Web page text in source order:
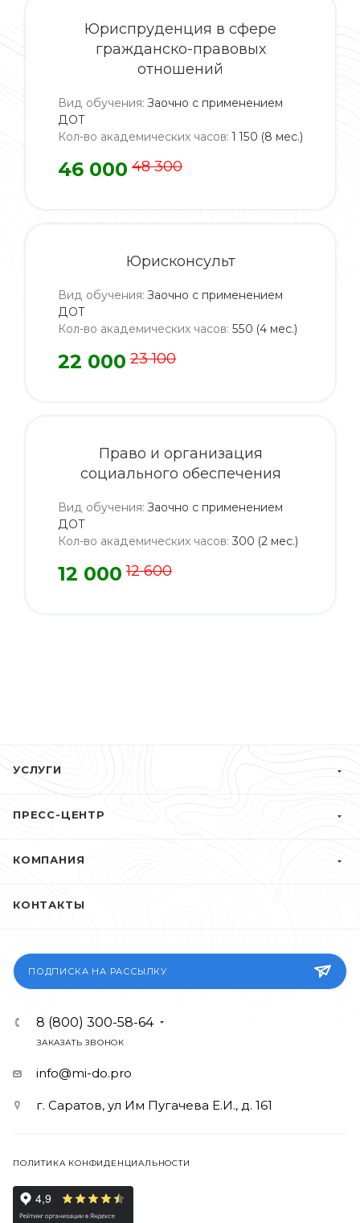
Юриспруденция в сфере
гражданско-правовых
отношений
Вид обучения: Заочно с применением
ДОТ
Кол-во академических часов: 1 150 (8 мес.)
46 000 48 300
Юрисконсульт
Вид обучения: Заочно с применением
ДОТ
Кол-во академических часов: 550 (4 мес.)
22 000 23 100
Право и организация
социального обеспечения
Вид обучения: Заочно с применением
ДОТ
Кол-во академических часов: 300 (2 мес.)
12 000 12 600
УСЛУГИ
ПРЕСС-ЦЕНТР
КОМПАНИЯ
КОНТАКТЫ
ПОДПИСКА НА РАССЫЛКУ
8 (800) 300-58-64
ЗАКАЗАТЬ ЗВОНОК
info@mi-do.pro
г. Саратов, ул Им Пугачева Е.И., д. 161
ПОЛИТИКА КОНФИДЕНЦИАЛЬНОСТИ